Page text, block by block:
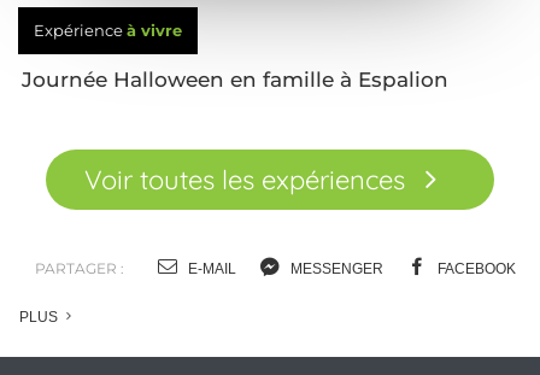
Expérienceà vivre
Journée Halloween en famille à Espalion
Voir toutes les expériences
PARTAGER : E-MAIL MESSENGER FACEBOOK
PLUS